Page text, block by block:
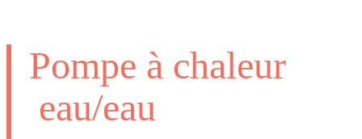
Pompe à chaleur​
eau/eau